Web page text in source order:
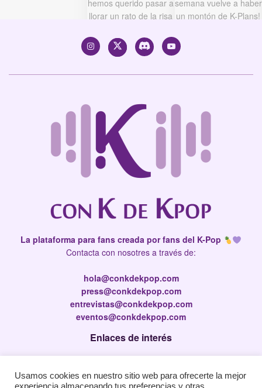
La plataforma para fans creada por fans del K-Pop
Contacta con nosotres a través de:
hola@conkdekpop.com
press@conkdekpop.com
entrevistas@conkdekpop.com
eventos@conkdekpop.com
Enlaces de interés
Política de privacidad
Usamos cookies en nuestro sitio web para ofrecerte la mejor